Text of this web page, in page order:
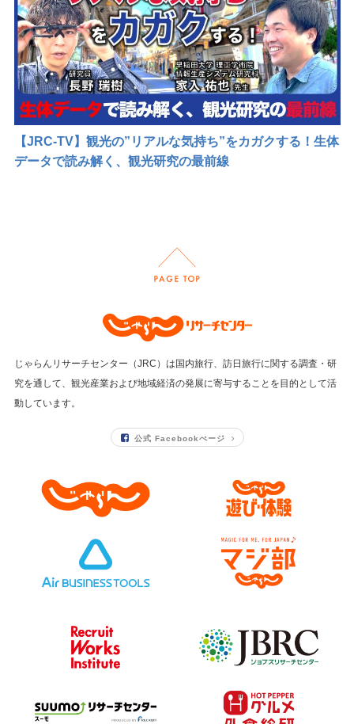
メルマガ登録・登録内容変更
【JRC-TV】観光の”リアルな気持ち”をカガクする！生体
データで読み解く、観光研究の最前線
じゃらんリサーチセンター（JRC）は国内旅行、訪日旅行に関する調査・研
究を通して、 観光産業および地域経済の発展に寄与することを目的として活
動しています。
公式 Facebookぺージ